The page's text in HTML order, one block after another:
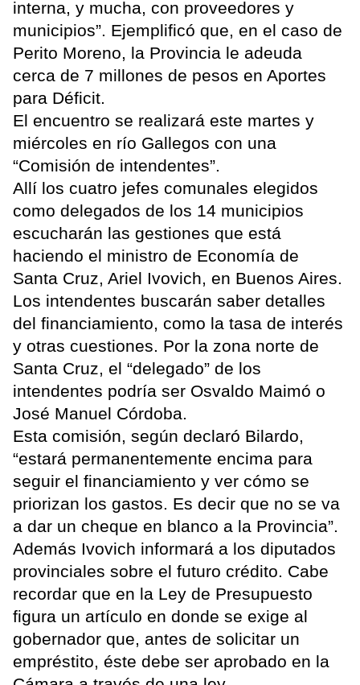
interna, y mucha, con proveedores y
municipios”. Ejemplificó que, en el caso de
Perito Moreno, la Provincia le adeuda
cerca de 7 millones de pesos en Aportes
para Déficit.
El encuentro se realizará este martes y
miércoles en río Gallegos con una
“Comisión de intendentes”.
Allí los cuatro jefes comunales elegidos
como delegados de los 14 municipios
escucharán las gestiones que está
haciendo el ministro de Economía de
Santa Cruz, Ariel Ivovich, en Buenos Aires.
Los intendentes buscarán saber detalles
del financiamiento, como la tasa de interés
y otras cuestiones. Por la zona norte de
Santa Cruz, el “delegado” de los
intendentes podría ser Osvaldo Maimó o
José Manuel Córdoba.
Esta comisión, según declaró Bilardo,
“estará permanentemente encima para
seguir el financiamiento y ver cómo se
priorizan los gastos. Es decir que no se va
a dar un cheque en blanco a la Provincia”.
Además Ivovich informará a los diputados
provinciales sobre el futuro crédito. Cabe
recordar que en la Ley de Presupuesto
figura un artículo en donde se exige al
gobernador que, antes de solicitar un
empréstito, éste debe ser aprobado en la